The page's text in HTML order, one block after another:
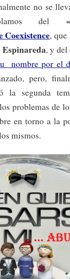
no se
del
Coexistence, que
Espinareda, y
nombre por el
pero,
la segunda
problemas de
en torno a la
mismos.